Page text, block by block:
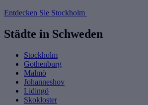
Entdecken Sie Stockholm
Städte in Schweden
Stockholm
Gothenburg
Malmö
Johanneshov
Lidingö
Skokloster